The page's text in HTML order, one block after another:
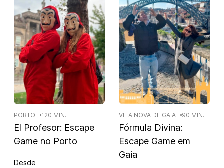
PORTO 120 MIN.
El Profesor: Escape
Game no Porto
Desde
VILA NOVA DE GAIA 90 MIN.
Fórmula Divina:
Escape Game em
Gaia